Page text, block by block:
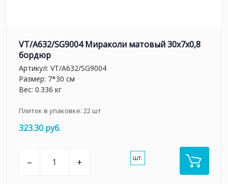
VT/A632/SG9004 Мираколи матовый 30x7x0,8
бордюр
Артикул: VT/A632/SG9004
Размер: 7*30 см
Вес: 0.336 кг
Плиток в упаковке: 22шт
323.30 руб.
– + шт.